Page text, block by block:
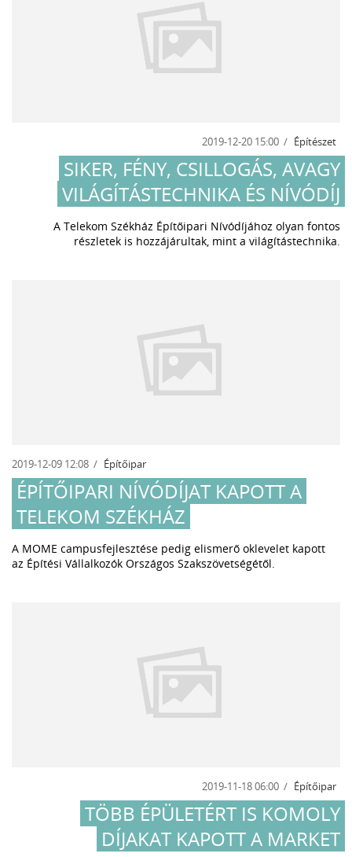
2019-12-20 15:00 Építészet
SIKER, FÉNY, CSILLOGÁS, AVAGY
VILÁGÍTÁSTECHNIKA ÉS NÍVÓDÍJ
A Telekom Székház Építőipari Nívódíjához olyan fontos
részletek is hozzájárultak, mint a világítástechnika.
2019-12-09 12:08 Építőipar
ÉPÍTŐIPARI NÍVÓDÍJAT KAPOTT A
TELEKOM SZÉKHÁZ
A MOME campusfejlesztése pedig elismerő oklevelet kapott
az Építési Vállalkozók Országos Szakszövetségétől.
2019-11-18 06:00 Építőipar
TÖBB ÉPÜLETÉRT IS KOMOLY
DÍJAKAT KAPOTT A MARKET